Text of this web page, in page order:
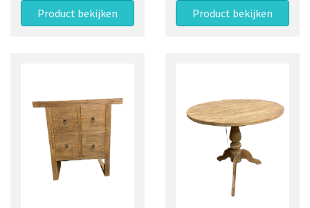
Product bekijken Product bekijken